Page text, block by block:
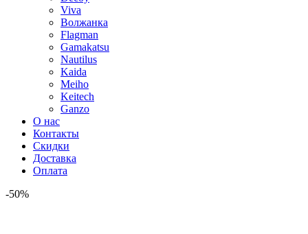
Viva
Волжанка
Flagman
Gamakatsu
Nautilus
Kaida
Meiho
Keitech
Ganzo
О нас
Контакты
Скидки
Доставка
Оплата
-50%